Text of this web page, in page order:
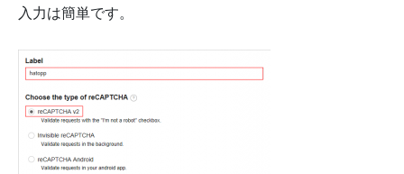
入力は簡単です。